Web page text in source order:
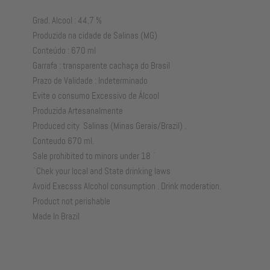
Grad. Alcool :
Produzida na cidade de Salinas (MG)
Conteúdo : 670 ml
Garrafa : transparente
Prazo de Validade : Indeterminado
Evite o consumo Excessivo
Produzida Artesanalmente
Produced city Salinas (Minas Gerais/Brazil) .
Conteudo 670 ml.
Sale prohibited to minors under 18 `
`Chek your local and State drinking laws
Avoid Execsss Alcohol consumption . Drink moderation.
Product not perishable
Made In Brazil